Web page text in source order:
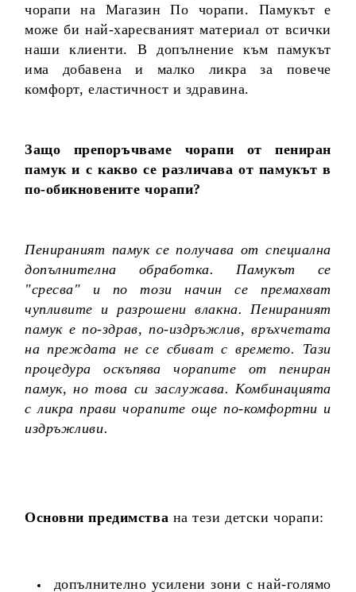
чорапи на Магазин По чорапи. Памукът е
може би най-харесваният материал от всички
наши клиенти. В допълнение към памукът
има добавена и малко ликра за повече
комфорт, еластичност и здравина.
Защо препоръчваме чорапи от пениран
памук и с какво се различава от памукът в
по-обикновените чорапи?
Пенираният памук се получава от специална
допълнителна обработка. Памукът се
"сресва" и по този начин се премахват
чупливите и разрошени влакна. Пенираният
памук е по-здрав, по-издръжлив, връхчетата
на преждата не се сбиват с времето. Тази
процедура оскъпява чорапите от пениран
памук, но това си заслужава. Комбинацията
с ликра прави чорапите още по-комфортни и
издръжливи.
Основни предимства на тези детски чорапи:
допълнително усилени зони с най-голямо